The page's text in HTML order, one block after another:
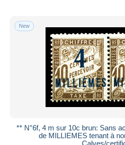
New
** N°6f, 4 m sur 10c brun: Sans
de MILLIEMES tenant à
Calves/